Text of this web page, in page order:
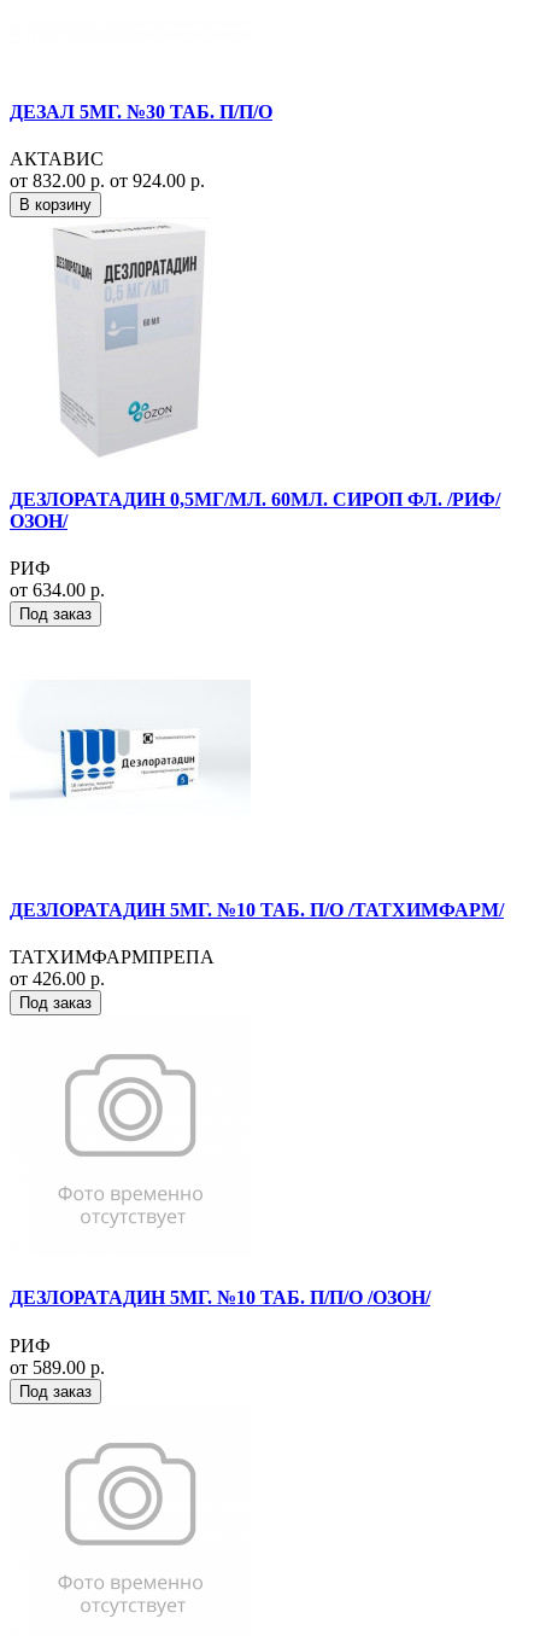
ДЕЗАЛ 5МГ. №30 ТАБ. П/П/О
АКТАВИС
от 832.00 р. от 924.00 р.
В корзину
ДЕЗЛОРАТАДИН 0,5МГ/МЛ. 60МЛ. СИРОП ФЛ. /РИФ/
ОЗОН/
РИФ
от 634.00 р.
Под заказ
ДЕЗЛОРАТАДИН 5МГ. №10 ТАБ. П/О /ТАТХИМФАРМ/
ТАТХИМФАРМПРЕПА
от 426.00 р.
Под заказ
ДЕЗЛОРАТАДИН 5МГ. №10 ТАБ. П/П/О /ОЗОН/
РИФ
от 589.00 р.
Под заказ